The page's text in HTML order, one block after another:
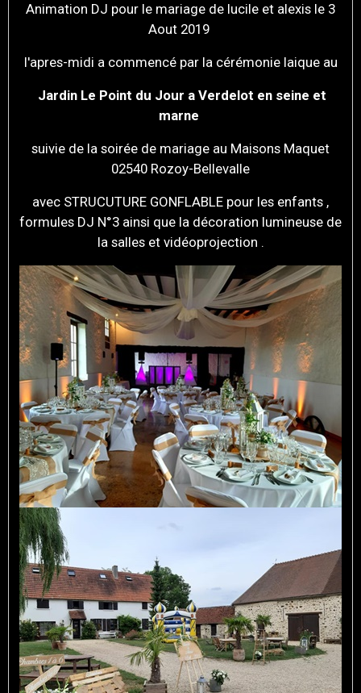
Animation DJ pour le mariage de lucile et alexis le 3
Aout 2019
l'apres-midi a commencé par la cérémonie laique au
Jardin Le Point du Jour a Verdelot en seine et
marne
suivie de la soirée de mariage au Maisons Maquet
02540 Rozoy-Bellevalle
avec STRUCUTURE GONFLABLE pour les enfants ,
formules DJ N°3 ainsi que la décoration lumineuse de
la salles et vidéoprojection .